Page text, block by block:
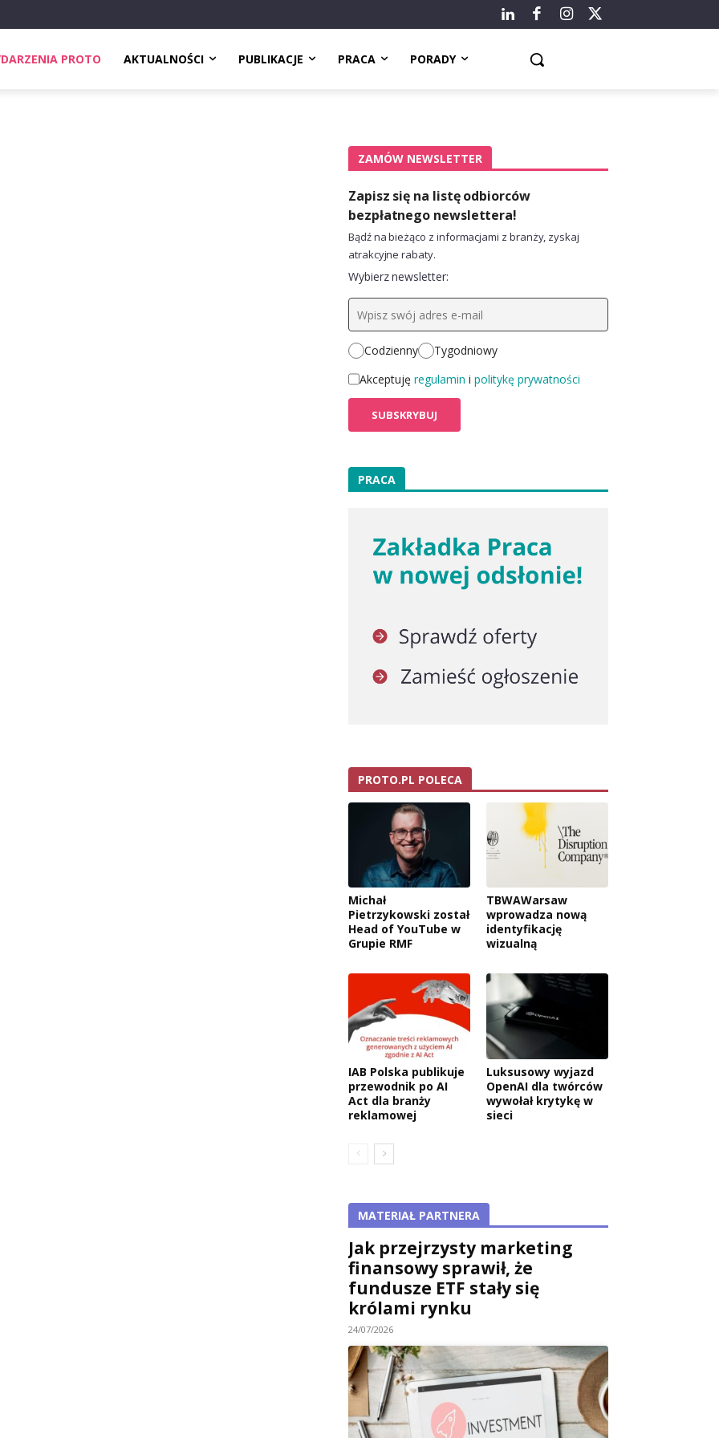
PROTO AKTUALNOŚCI PUBLIKACJE PRACA PORADY
ZAMÓW NEWSLETTER
Zapisz się na listę odbiorców
bezpłatnego newslettera!
Bądź na bieżąco z informacjami z branży, zyskaj
atrakcyjne rabaty.
Wybierz newsletter:
Codzienny
Tygodniowy
Akceptuję regulamin i politykę prywatności
PRACA
PROTO.PL POLECA
Michał
Pietrzykowski został
Head of YouTube w
Grupie RMF
TBWAWarsaw
wprowadza nową
identyfikację
wizualną
IAB Polska publikuje
przewodnik po AI
Act dla branży
reklamowej
Luksusowy wyjazd
OpenAI dla twórców
wywołał krytykę w
sieci
MATERIAŁ PARTNERA
Jak przejrzysty marketing
finansowy sprawił, że
fundusze ETF stały się
królami rynku
24/07/2026